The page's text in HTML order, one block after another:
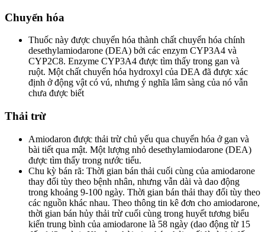
Chuyển hóa
Thuốc này được chuyển hóa thành chất chuyển hóa chính
desethylamiodarone (DEA) bởi các enzym CYP3A4 và
CYP2C8. Enzyme CYP3A4 được tìm thấy trong gan và
ruột. Một chất chuyển hóa hydroxyl của DEA đã được xác
định ở động vật có vú, nhưng ý nghĩa lâm sàng của nó vẫn
chưa được biết
Thải trừ
Amiodaron được thải trừ chủ yếu qua chuyển hóa ở gan và
bài tiết qua mật. Một lượng nhỏ desethylamiodarone (DEA)
được tìm thấy trong nước tiểu.
Chu kỳ bán rã: Thời gian bán thải cuối cùng của amiodarone
thay đổi tùy theo bệnh nhân, nhưng vẫn dài và dao động
trong khoảng 9-100 ngày. Thời gian bán thải thay đổi tùy theo
các nguồn khác nhau. Theo thông tin kê đơn cho amiodarone,
thời gian bán hủy thải trừ cuối cùng trong huyết tương biểu
kiến ​​trung bình của amiodarone là 58 ngày (dao động từ 15